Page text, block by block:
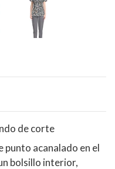
de corte
acanalado en el
bolsillo interior,